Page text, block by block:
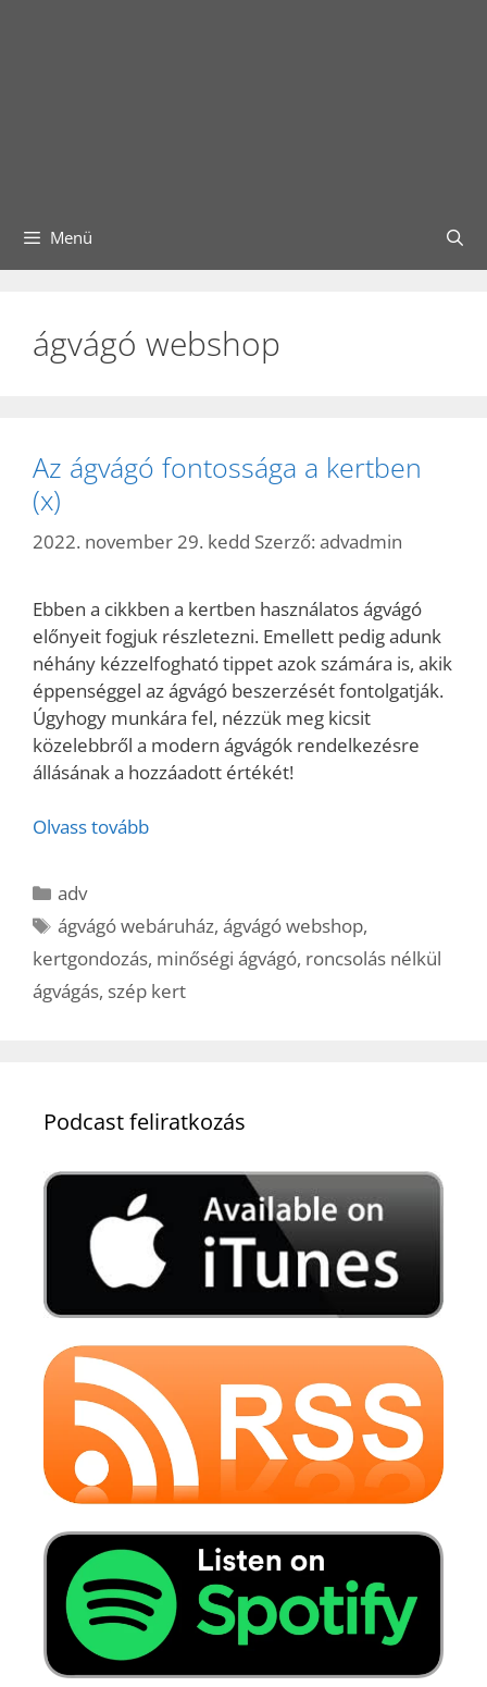
Menü
ágvágó webshop
Az ágvágó fontossága a kertben
(x)
2022. november 29. kedd Szerző: advadmin
Ebben a cikkben a kertben használatos ágvágó
előnyeit fogjuk részletezni. Emellett pedig adunk
néhány kézzelfogható tippet azok számára is, akik
éppenséggel az ágvágó beszerzését fontolgatják.
Úgyhogy munkára fel, nézzük meg kicsit
közelebbről a modern ágvágók rendelkezésre
állásának a hozzáadott értékét!
Olvass tovább
Kategória
adv
Címkék
ágvágó webáruház,ágvágó webshop,
kertgondozás, minőségi ágvágó, roncsolás nélkül
ágvágás, szép kert
Podcast feliratkozás